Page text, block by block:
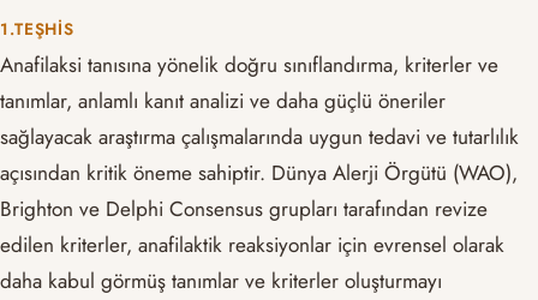
1.TEŞHIS
Anafilaksi tanısına yönelik doğru sınıflandırma, kriterler ve
tanımlar, anlamlı kanıt analizi ve daha güçlü öneriler
sağlayacak araştırma çalışmalarında uygun tedavi ve tutarlılık
açısından kritik öneme sahiptir. Dünya Alerji Örgütü (WAO),
Brighton ve Delphi Consensus grupları tarafından revize
edilen kriterler, anafilaktik reaksiyonlar için evrensel olarak
daha kabul görmüş tanımlar ve kriterler oluşturmayı